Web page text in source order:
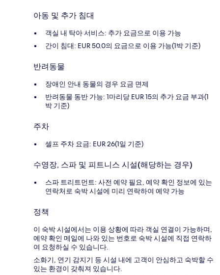
아동 및 추가 침대
객실 내 탁아 서비스: 추가 요금으로 이용 가능
간이 침대: EUR 50.0의 요금으로 이용 가능(1박 기준)
반려동물
장애인 안내 동물의 경우 요금 면제
반려동물 동반 가능: 1마리당 EUR 15의 추가 요금 부과(1
박 기준)
주차
셀프 주차 요금: EUR 26(1일 기준)
수영장, 스파 및 피트니스 시설(해당하는 경우)
스파 트리트먼트: 사전 예약 필요, 예약 확인 정보에 있는
연락처로 숙박 시설에 미리 연락하여 예약 가능
정책
이 숙박 시설에서는 이용 상황에 따라 객실 연결이 가능하며,
예약 확인 메일에 나와 있는 번호로 숙박 시설에 직접 연락하
여 요청하실 수 있습니다.
소화기, 연기 감지기 등 시설 내에 고객이 안심하고 숙박할 수
있는 환경이 갖춰져 있습니다.